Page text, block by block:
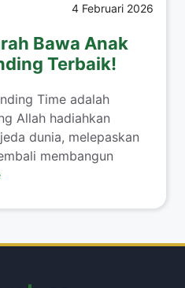
4 Februari 2026
Bawa Anak
Terbaik!
Time adalah
Allah hadiahkan
dunia, melepaskan
membangun